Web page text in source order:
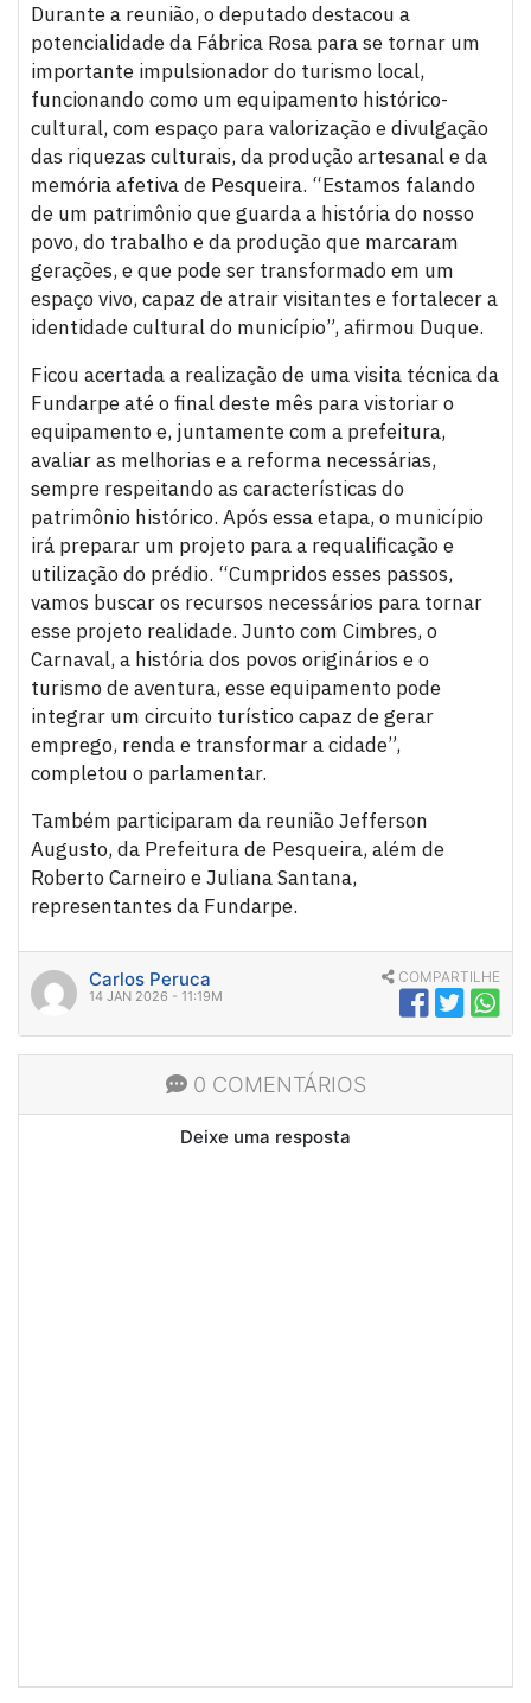
Durante a reunião, o deputado destacou a
potencialidade da Fábrica Rosa para se tornar um
importante impulsionador do turismo local,
funcionando como um equipamento histórico-
cultural, com espaço para valorização e divulgação
das riquezas culturais, da produção artesanal e da
memória afetiva de Pesqueira. “Estamos falando
de um patrimônio que guarda a história do nosso
povo, do trabalho e da produção que marcaram
gerações, e que pode ser transformado em um
espaço vivo, capaz de atrair visitantes e fortalecer a
identidade cultural do município”, afirmou Duque.
Ficou acertada a realização de uma visita técnica da
Fundarpe até o final deste mês para vistoriar o
equipamento e, juntamente com a prefeitura,
avaliar as melhorias e a reforma necessárias,
sempre respeitando as características do
patrimônio histórico. Após essa etapa, o município
irá preparar um projeto para a requalificação e
utilização do prédio. “Cumpridos esses passos,
vamos buscar os recursos necessários para tornar
esse projeto realidade. Junto com Cimbres, o
Carnaval, a história dos povos originários e o
turismo de aventura, esse equipamento pode
integrar um circuito turístico capaz de gerar
emprego, renda e transformar a cidade”,
completou o parlamentar.
Também participaram da reunião Jefferson
Augusto, da Prefeitura de Pesqueira, além de
Roberto Carneiro e Juliana Santana,
representantes da Fundarpe.
Carlos Peruca
14 JAN 2026 - 11:19M
COMPARTILHE
0 COMENTÁRIOS
Deixe uma resposta